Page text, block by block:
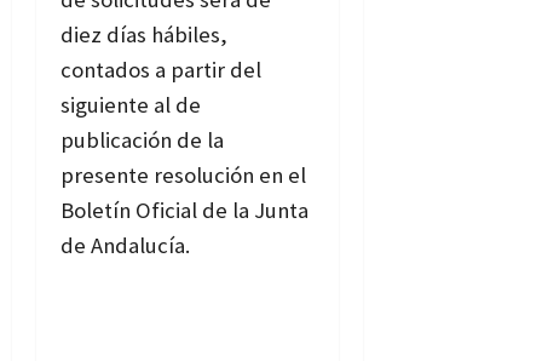
diez días hábiles,
contados a partir del
siguiente al de
publicación de la
presente resolución en el
Boletín Oficial de la Junta
de Andalucía.